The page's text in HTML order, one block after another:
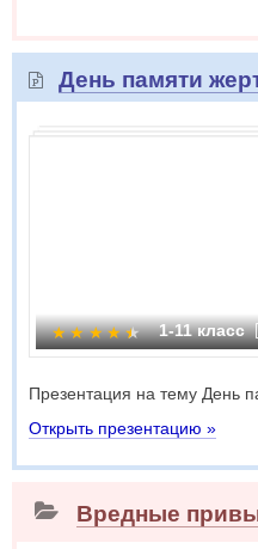
День памяти
1-11 класс
Презентация на тему День
Открыть презентацию »
Вредные